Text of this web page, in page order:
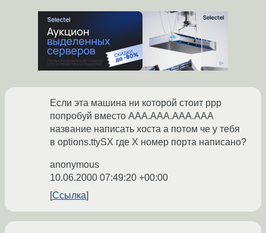
Если эта машина ни которой стоит ppp
попробуй вместо ААА.ААА.ААА.ААА
название написать хоста а потом че у тебя
в options.ttySX где X номер порта написано?
anonymous
10.06.2000 07:49:20 +00:00
Ссылка